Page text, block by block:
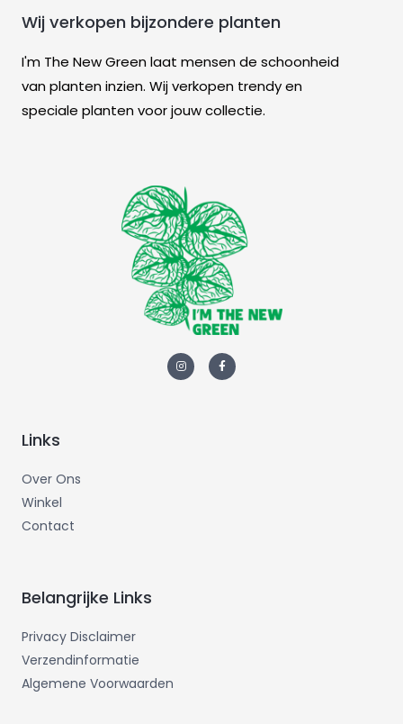
Wij verkopen bijzondere planten
I'm The New Green laat mensen de schoonheid
van planten inzien. Wij verkopen trendy en
speciale planten voor jouw collectie.
Links
Over Ons
Winkel
Contact
Belangrijke Links
Privacy Disclaimer
Verzendinformatie
Algemene Voorwaarden